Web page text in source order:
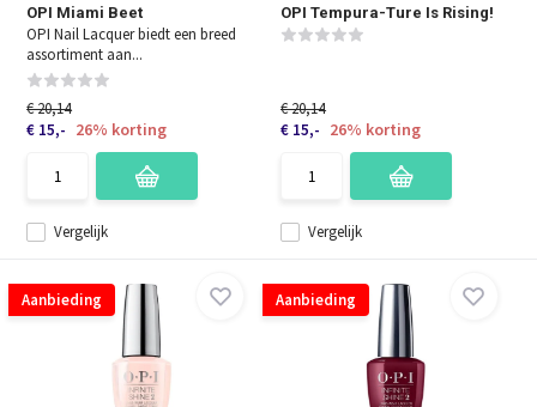
OPI Miami Beet
OPI Nail Lacquer biedt een breed
assortiment aan...
Vergelijk
€ 20,14
€ 15,- 26% korting
OPI Tempura-Ture Is Rising!
Vergelijk
€ 20,14
€ 15,- 26% korting
Aanbieding Aanbieding